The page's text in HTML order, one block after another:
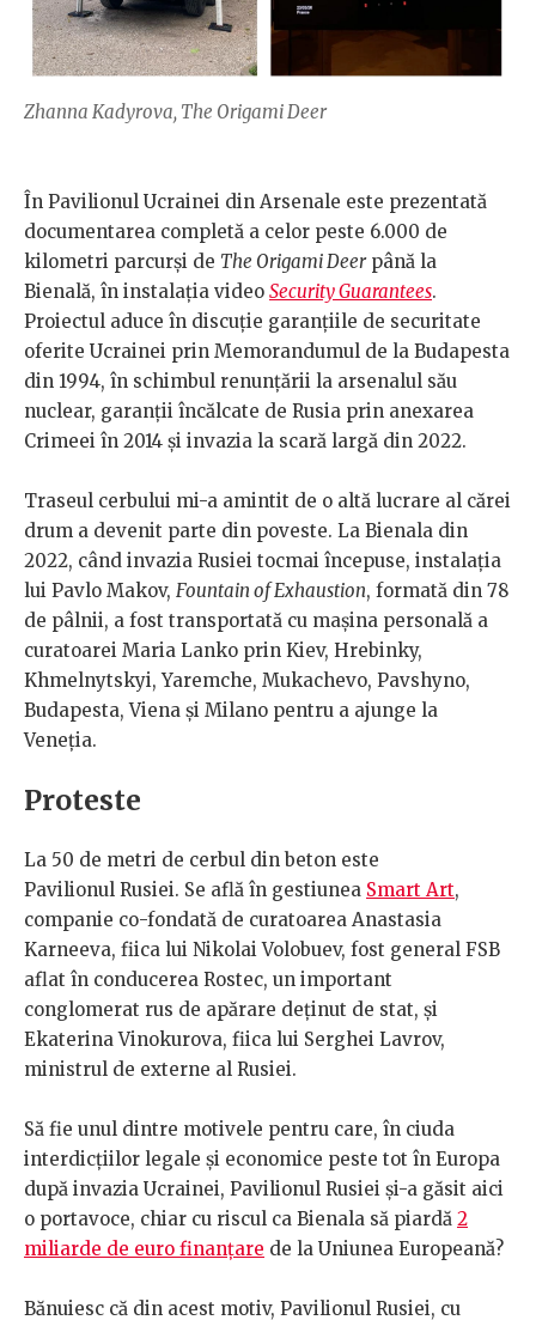
Zhanna Kadyrova, The Origami Deer
În Pavilionul Ucrainei din Arsenale este prezentată
documentarea completă a celor peste 6.000 de
kilometri parcurși de The Origami Deerpână la
Bienală, în instalația video Security Guarantees.
Proiectul aduce în discuție garanțiile de securitate
oferite Ucrainei prin Memorandumul de la Budapesta
din 1994, în schimbul renunțării la arsenalul său
nuclear, garanții încălcate de Rusia prin anexarea
Crimeei în 2014 și invazia la scară largă din 2022.
Traseul cerbului mi-a amintit de o altă lucrare al cărei
drum a devenit parte din poveste. La Bienala din
2022, când invazia Rusiei tocmai începuse, instalația
lui Pavlo Makov, Fountain of Exhaustion, formată din 78
de pâlnii, a fost transportată cu mașina personală a
curatoarei Maria Lanko prin Kiev, Hrebinky,
Khmelnytskyi, Yaremche, Mukachevo, Pavshyno,
Budapesta, Viena și Milano pentru a ajunge la
Veneția.
Proteste
La 50 de metri de cerbul din beton este
Pavilionul Rusiei. Se află în gestiunea Smart Art,
companie co-fondată de curatoarea Anastasia
Karneeva, fiica lui Nikolai Volobuev, fost general FSB
aflat în conducerea Rostec, un important
conglomerat rus de apărare deținut de stat, și
Ekaterina Vinokurova, fiica lui Serghei Lavrov,
ministrul de externe al Rusiei.
Să fie unul dintre motivele pentru care, în ciuda
interdicțiilor legale și economice peste tot în Europa
după invazia Ucrainei, Pavilionul Rusiei și-a găsit aici
o portavoce, chiar cu riscul ca Bienala să piardă 2
miliarde de euro finanțare de la Uniunea Europeană?
Bănuiesc că din acest motiv, Pavilionul Rusiei, cu